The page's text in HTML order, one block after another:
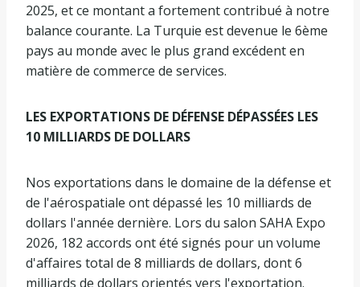
2025, et ce montant a fortement contribué à notre
balance courante. La Turquie est devenue le 6ème
pays au monde avec le plus grand excédent en
matière de commerce de services.
LES EXPORTATIONS DE DÉFENSE DÉPASSÉES LES
10 MILLIARDS DE DOLLARS
Nos exportations dans le domaine de la défense et
de l'aérospatiale ont dépassé les 10 milliards de
dollars l'année dernière. Lors du salon SAHA Expo
2026, 182 accords ont été signés pour un volume
d'affaires total de 8 milliards de dollars, dont 6
milliards de dollars orientés vers l'exportation.